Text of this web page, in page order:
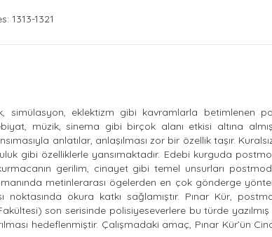
1313-1321
simülasyon, eklektizm gibi kavramlarla betimlenen
müzik, sinema gibi birçok alanı etkisi altına
anlatılar, anlaşılması zor bir özellik taşır.
gibi özelliklerle yansımaktadır. Edebi kurguda
gerilim, cinayet gibi temel unsurları
metinlerarası ögelerden en çok gönderge
noktasında okura katkı sağlamıştır. Pınar Kür,
son serisinde polisiyeseverlere bu türde
hedeflenmiştir. Çalışmadaki amaç, Pınar Kür’ün